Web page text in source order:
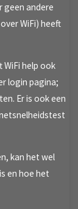
geen andere
WiFi) heeft
WiFi help ook
login pagina;
Er is ook een
kan het wel
en hoe het